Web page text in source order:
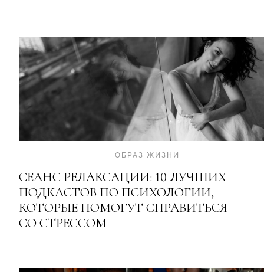
— ОБРАЗ ЖИЗНИ
СЕАНС РЕЛАКСАЦИИ: 10 ЛУЧШИХ
ПОДКАСТОВ ПО ПСИХОЛОГИИ,
КОТОРЫЕ ПОМОГУТ СПРАВИТЬСЯ
СО СТРЕССОМ